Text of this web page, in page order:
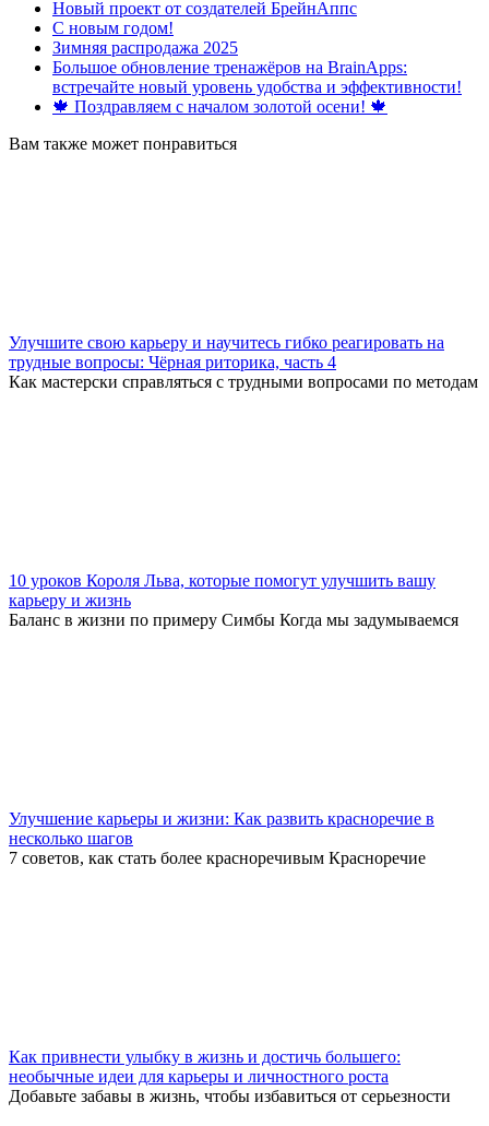
Новый проект от создателей БрейнАппс
С новым годом!
Зимняя распродажа 2025
Большое обновление тренажёров на BrainApps:
встречайте новый уровень удобства и эффективности!
🍁 Поздравляем с началом золотой осени! 🍁
Вам также может понравиться
Улучшите свою карьеру и научитесь гибко реагировать на
трудные вопросы: Чёрная риторика, часть 4
Как мастерски справляться с трудными вопросами по методам
10 уроков Короля Льва, которые помогут улучшить вашу
карьеру и жизнь
Баланс в жизни по примеру Симбы Когда мы задумываемся
Улучшение карьеры и жизни: Как развить красноречие в
несколько шагов
7 советов, как стать более красноречивым Красноречие
Как привнести улыбку в жизнь и достичь большего:
необычные идеи для карьеры и личностного роста
Добавьте забавы в жизнь, чтобы избавиться от серьезности